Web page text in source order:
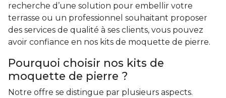
recherche d’une solution pour embellir votre
terrasse ou un professionnel souhaitant proposer
des services de qualité à ses clients, vous pouvez
avoir confiance en nos kits de moquette de pierre.
Pourquoi choisir nos kits de
moquette de pierre ?
Notre offre se distingue par plusieurs aspects.